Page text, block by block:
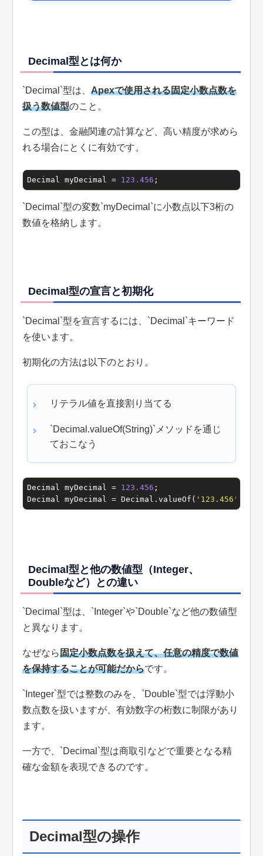
Decimal型とは何か
`Decimal`型は、Apexで使用される固定小数点数を
扱う数値型のこと。
この型は、金融関連の計算など、高い精度が求めら
れる場合にとくに有効です。
Decimal myDecimal = 123.456 ;
`Decimal`型の変数`myDecimal`に小数点以下3桁の
数値を格納します。
Decimal型の宣言と初期化
`Decimal`型を宣言するには、`Decimal`キーワード
を使います。
初期化の方法は以下のとおり。
リテラル値を直接割り当てる
`Decimal.valueOf(String)`メソッドを通じ
ておこなう
Decimal myDecimal = 123.456 ;
Decimal myDecimal = Decimal.valueOf( '123.456'
Decimal型と他の数値型（Integer、
Doubleなど）との違い
`Decimal`型は、`Integer`や`Double`など他の数値型
と異なります。
なぜなら固定小数点数を扱えて、任意の精度で数値
を保持することが可能だからです。
`Integer`型では整数のみを、`Double`型では浮動小
数点数を扱いますが、有効数字の桁数に制限があり
ます。
一方で、`Decimal`型は商取引などで重要となる精
確な金額を表現できるのです。
Decimal型の操作